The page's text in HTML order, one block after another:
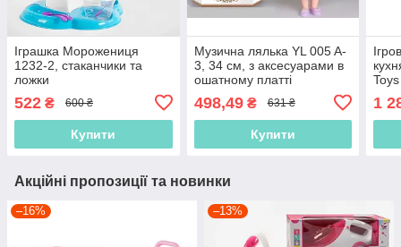
Іграшка Морожениця
1232-2, стаканчики та
ложки
522 ₴ 600 ₴
Купити
Музична лялька YL 005 A-
3, 34 см, з аксесуарами в
ошатному платті
498,49₴ 631 ₴
Купити
1
Акційні пропозиції та новинки
–16% –13%